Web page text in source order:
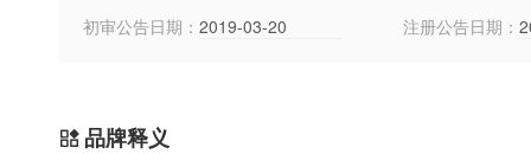
初审公告日期： 2019-03-20 注册公告日期：
品牌释义